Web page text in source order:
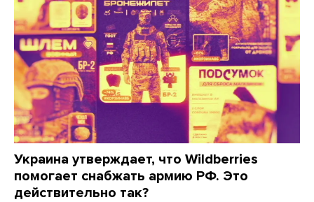
Украина утверждает, что Wildberries
помогает снабжать армию РФ. Это
действительно так?